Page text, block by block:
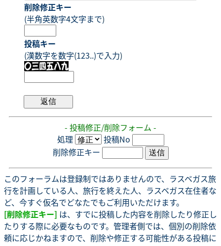
削除修正キー
(半角英数字4文字まで)
投稿キー
(漢数字を数字(123..)で入力)
- 投稿修正/削除フォーム -
処理
投稿No
削除修正キー
このフォーラムは登録制ではありませんので、ラスベガス旅
行を計画している人、旅行を終えた人、ラスベガス在住者な
ど、今すぐ仮名でどなたでもご利用いただけます。
[削除修正キー] は、すでに投稿した内容を削除したり修正し
たりする際に必要なものです。管理者側では、個別の削除依
頼に応じかねますので、削除や修正する可能性がある投稿に